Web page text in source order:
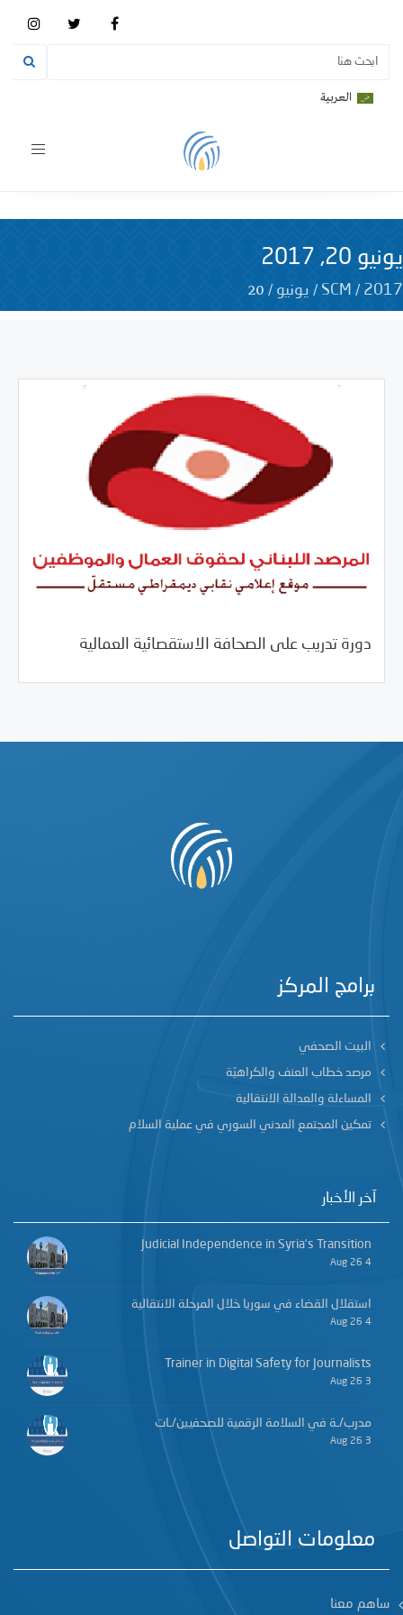
العربية
Toggle
يونيو 20, 2017
SCM / 2017
/ يونيو /
20
دورة تدريب على الصحافة الاستقصائية العمالية
برامج المركز
البيت الصحفي
مرصد خطاب العنف والكراهيّة
المساءلة والعدالة الانتقالية
تمكين المجتمع المدني السوري في عملية السلام
آخر الأخبار
Judicial Independence in Syria’s Transition
4 Aug 26
استقلال القضاء في سوريا خلال المرحلة الانتقالية
4 Aug 26
Trainer in Digital Safety for Journalists
3 Aug 26
مدرب/ـة في السلامة الرقمية للصحفيين/ـات
3 Aug 26
معلومات التواصل
ساهم معنا